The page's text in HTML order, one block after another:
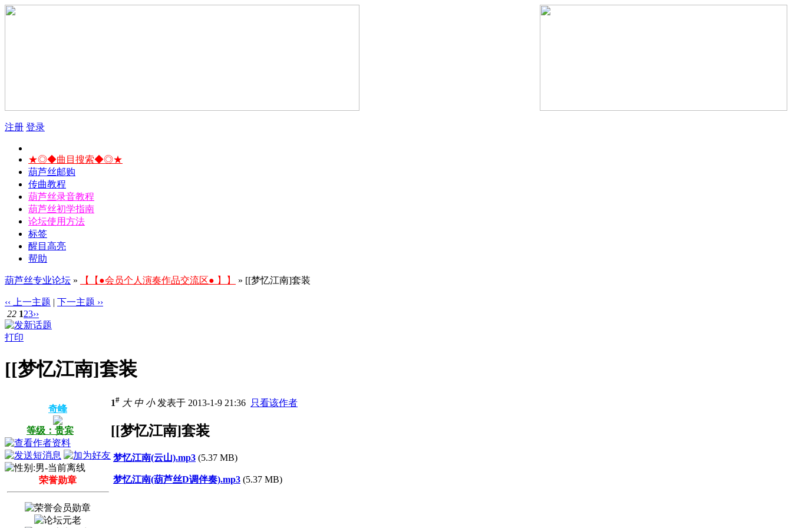
注册 登录
★◎◆曲目搜索◆◎★
葫芦丝邮购
传曲教程
葫芦丝录音教程
葫芦丝初学指南
论坛使用方法
标签
醒目高亮
帮助
葫芦丝专业论坛 » 【【●会员个人演奏作品交流区● 】】 » [[梦忆江南]套装
‹‹ 上一主题 | 下一主题 ››
22 123››
打印
[[梦忆江南]套装
奇峰
等级：贵宾
荣誉勋章
1# 大 中 小发表于 2013-1-9 21:36 只看该作者
[[梦忆江南]套装
梦忆江南(云山).mp3 (5.37 MB)
梦忆江南(葫芦丝D调伴奏).mp3 (5.37 MB)